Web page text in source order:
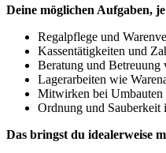
Deine möglichen Aufgaben,
Regalpflege und
Kassentätigkeiten und
Beratung und
Lagerarbeiten wie
Mitwirken bei Umbauten
Ordnung und Sauberkeit
Das bringst du idealerweise